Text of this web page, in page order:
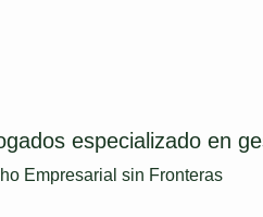
especializado en
Empresarial sin Fronteras